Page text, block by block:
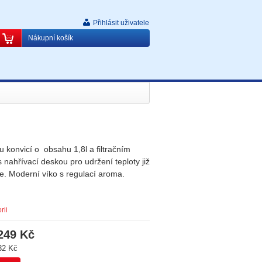
Přihlásit uživatele
Nákupní košík
konvicí o obsahu 1,8l a filtračním
nahřívací deskou pro udržení teploty již
Moderní víko s regulací aroma.
Kč
Kč